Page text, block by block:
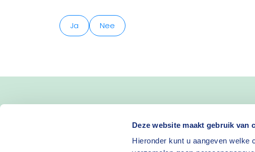
Deze website maakt gebruik van
Hieronder kunt u aangeven
Ja Nee
Blijf op de hoogte van